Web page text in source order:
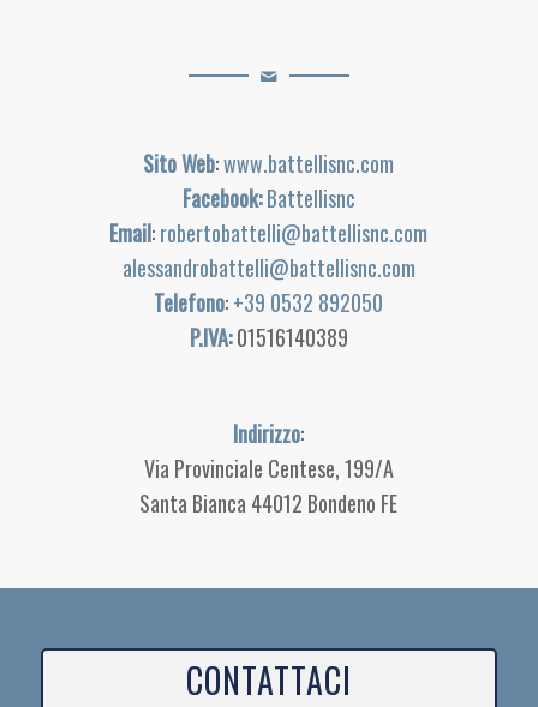
Sito Web:www.battellisnc.com
Facebook:Battellisnc
Email:robertobattelli@battellisnc.com
alessandrobattelli@battellisnc.com
Telefono:+39 0532 892050
P.IVA:01516140389
Indirizzo:
Via Provinciale Centese, 199/A
Santa Bianca 44012 Bondeno FE
CONTATTACI